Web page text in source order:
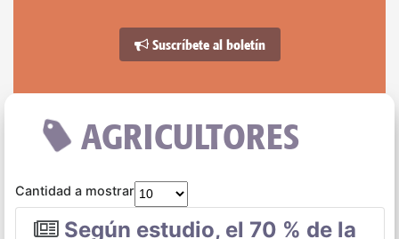
Suscríbete al boletín
AGRICULTORES
Cantidad a mostrar
Según estudio, el 70 % de la